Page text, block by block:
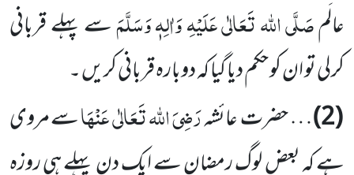
عالَمصَلَّی اللہ تَعَالٰی عَلَیْہِ وَاٰلِہٖ وَسَلَّمَسے پہلے قربانی
کرلی تو ان کو حکم دیا گیا کہ دوبارہ قربانی کریں ۔
(2) … حضرت عائشہرَضِیَ اللہ تَعَالٰی عَنْہَاسے مروی
ہے کہ بعض لوگ رمضان سے ایک دن پہلے ہی روزہ